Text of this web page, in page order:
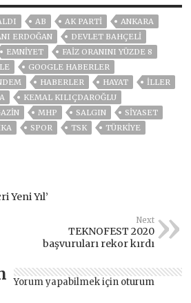
AB AK PARTİ
ANKARA
ERDOĞAN
DEVLET BAHÇELİ
EMNİYET
FAIZ ORANINI YÜZDE 8
GOOGLE HABERLER
HABERLER HAYAT
İLLER
KEMAL KILIÇDAROĞLU
MHP SALGIN
SİYASET
SPOR TSK
TÜRKİYE
Yeni Yıl’
Next
TEKNOFEST 2020
başvuruları rekor kırdı
Yorum yapabilmek için oturum